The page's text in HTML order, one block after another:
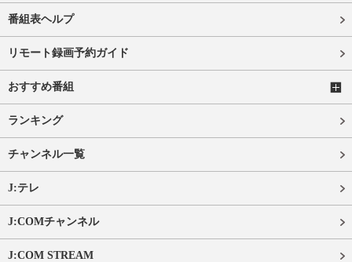
番組表ヘルプ
リモート録画予約ガイド
おすすめ番組
ランキング
チャンネル一覧
J:テレ
J:COMチャンネル
J:COM STREAM